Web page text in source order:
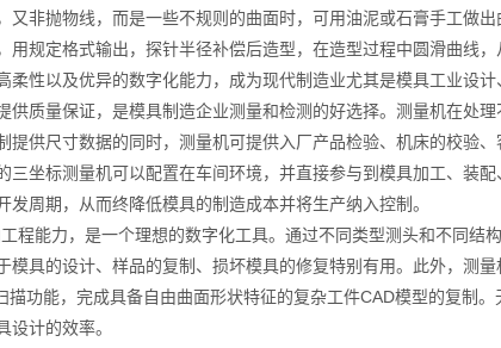
又非抛物线，而是一些不规则的曲面时，可用油泥或石膏手工做
用规定格式输出，探针半径补偿后造型，在造型过程中圆滑曲线，
柔性以及优异的数字化能力，成为现代制造业尤其是模具工业设计
供质量保证，是模具制造企业测量和检测的好选择。测量机在处
提供尺寸数据的同时，测量机可提供入厂产品检验、机床的校验
三坐标测量机可以配置在车间环境，并直接参与到模具加工、装
发周期，从而终降低模具的制造成本并将生产纳入控制。
程能力，是一个理想的数字化工具。通过不同类型测头和不同结
模具的设计、样品的复制、损坏模具的修复特别有用。此外，测
描功能，完成具备自由曲面形状特征的复杂工件CAD模型的复制
设计的效率。